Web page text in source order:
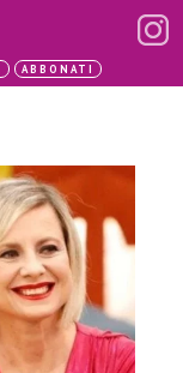
ABBONATI